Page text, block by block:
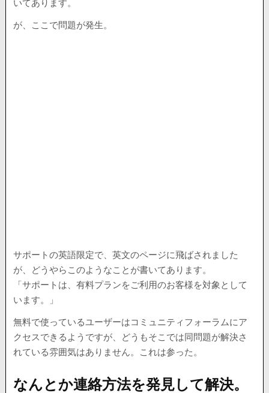
いてあります。
が、ここで問題が発生。
サポートの英語限定で、英文のページに飛ばされました
が、どうやらこのようなことが書いてあります。
「サポートは、有料プランをご利用のお客様を対象として
います。」
無料で使っているユーザーはコミュニティフォーラムにア
クセスできるようですが、どうもそこでは同問題が解決さ
れている雰囲気はありません。これは参った。
なんとか連絡方法を発見して解決。